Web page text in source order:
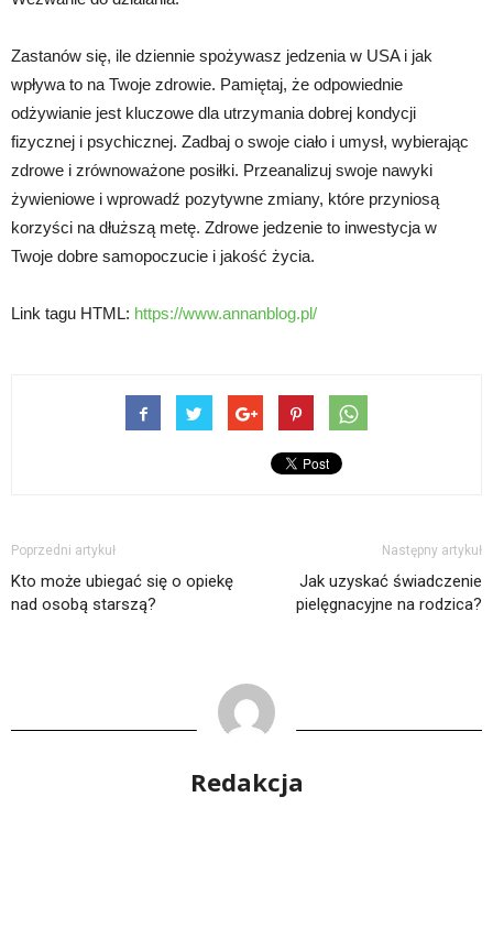
Zastanów się, ile dziennie spożywasz jedzenia w USA i jak
wpływa to na Twoje zdrowie. Pamiętaj, że odpowiednie
odżywianie jest kluczowe dla utrzymania dobrej kondycji
fizycznej i psychicznej. Zadbaj o swoje ciało i umysł, wybierając
zdrowe i zrównoważone posiłki. Przeanalizuj swoje nawyki
żywieniowe i wprowadź pozytywne zmiany, które przyniosą
korzyści na dłuższą metę. Zdrowe jedzenie to inwestycja w
Twoje dobre samopoczucie i jakość życia.
Link tagu HTML: https://www.annanblog.pl/
Poprzedni artykuł
Kto może ubiegać się o opiekę
nad osobą starszą?
Następny artykuł
Jak uzyskać świadczenie
pielęgnacyjne na rodzica?
Redakcja